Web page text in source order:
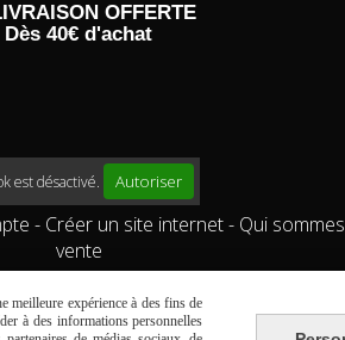
OFFERTE
Dès 40€ d'achat
est désactivé. Autoriser
Créer un site internet
Qui
vente
meilleure expérience à des fins de
à des informations personnelles